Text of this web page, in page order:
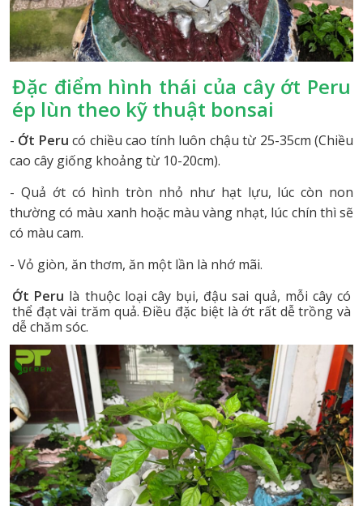
Đặc điểm hình thái của cây ớt Peru
ép lùn theo kỹ thuật bonsai
- Ớt Peru có chiều cao tính luôn chậu từ 25-35cm (Chiều
cao cây giống khoảng từ 10-20cm).
- Quả ớt có hình tròn nhỏ như hạt lựu, lúc còn non
thường có màu xanh hoặc màu vàng nhạt, lúc chín thì sẽ
có màu cam.
- Vỏ giòn, ăn thơm, ăn một lần là nhớ mãi.
Ớt Peru là thuộc loại cây bụi, đậu sai quả, mỗi cây có
thể đạt vài trăm quả. Điều đặc biệt là ớt rất dễ trồng và
dễ chăm sóc.